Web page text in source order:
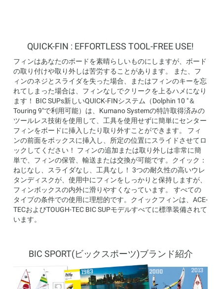
QUICK-FIN : EFFORTLESS TOOL-FREE USE!
フィンはあなたのボードを素晴らしいものにしますが、ボード
の取り付けや取り外しは苦労することがあります。 また、フ
ィンのネジとスライダを失った場合、またはフィンのキーを忘
れてしまった場合は、フィンなしでクリークを上るハメになり
ます！ BIC SUPs新しいQUICK-FINシステム（Dolphin 10 "＆
Touring 9"で利用可能）は、Kumano Systemの特許取得済みの
ツールレス技術を使用して、工具を使用せずに簡単にセンター
フィンをボードに挿入したり取り外すことができます。 フィ
ンの前面をボックスに挿入し、所定の位置にスライドさせてロ
ックしてください！ フィンの追加または取り外しは非常に簡
単で、フィンの保管、輸送または交換が可能です。クイック：
ねじなし、スライダなし、工具なし！ 3つの耐久性の高いウレ
タンディスクが、使用中にフィンをしっかりと保持しますが、
フィンボックスの内外に滑りやすくなっています。 すべての
タイプの条件での使用に理想的です。クイックフィンは、ACE-
TECおよびTOUGH-TEC BIC SUPモデルすべてに標準装備されて
います。
BIC SPORT(ビックスポーツ)ブランド紹介